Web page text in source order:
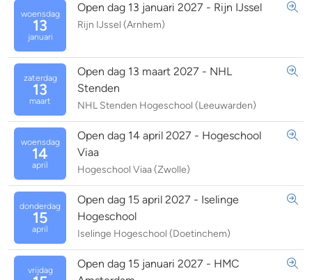
woensdag
13
januari
Open dag 13 januari 2027 - Rijn IJssel
Rijn IJssel (Arnhem)
zaterdag
13
maart
Open dag 13 maart 2027 - NHL
Stenden
NHL Stenden Hogeschool (Leeuwarden)
woensdag
14
april
Open dag 14 april 2027 - Hogeschool
Viaa
Hogeschool Viaa (Zwolle)
donderdag
15
april
Open dag 15 april 2027 - Iselinge
Hogeschool
Iselinge Hogeschool (Doetinchem)
vrijdag
Open dag 15 januari 2027 - HMC